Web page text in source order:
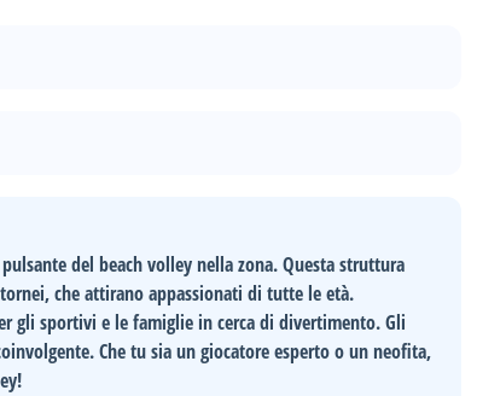
del beach volley nella zona. Questa struttura
che attirano appassionati di tutte le età.
gli sportivi e le famiglie in cerca di divertimento. Gli
Che tu sia un giocatore esperto o un neofita,